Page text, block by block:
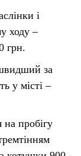
і
ходу –
грн.
за
у місті –
пробігу